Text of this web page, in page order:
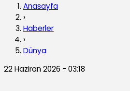
Anasayfa
›
Haberler
›
Dünya
22 Haziran 2026 - 03:18